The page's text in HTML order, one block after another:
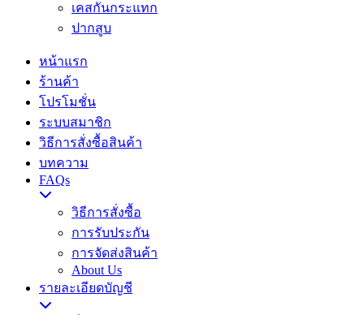
เคสกันกระแทก
ปากสูบ
หน้าแรก
ร้านค้า
โปรโมชั่น
ระบบสมาชิก
วิธีการสั่งซื้อสินค้า
บทความ
FAQs
วิธีการสั่งซื้อ
การรับประกัน
การจัดส่งสินค้า
About Us
รายละเอียดบัญชี